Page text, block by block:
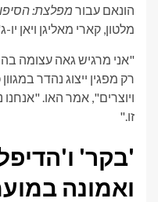
הונאם עבור מפלצת:
מלטון, קארי מאליגן ויאן יו-
"אני מרגיש גאה עצומה
רק מפגין ייצוג נהדר
ויוצרים", אמר האו.
זו."
'בקר'
ואמונה